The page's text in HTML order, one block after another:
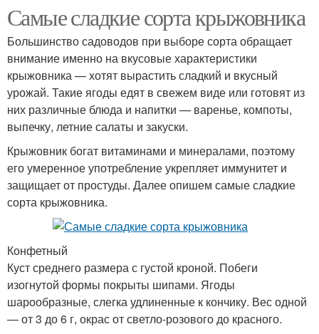
Самые сладкие сорта крыжовника
Большинство садоводов при выборе сорта обращает
внимание именно на вкусовые характеристики
крыжовника — хотят вырастить сладкий и вкусный
урожай. Такие ягоды едят в свежем виде или готовят из
них различные блюда и напитки — варенье, компоты,
выпечку, летние салаты и закуски.
Крыжовник богат витаминами и минералами, поэтому
его умеренное употребление укрепляет иммунитет и
защищает от простуды. Далее опишем самые сладкие
сорта крыжовника.
Конфетный
Куст среднего размера с густой кроной. Побеги
изогнутой формы покрыты шипами. Ягоды
шарообразные, слегка удлиненные к кончику. Вес одной
— от 3 до 6 г, окрас от светло-розового до красного.